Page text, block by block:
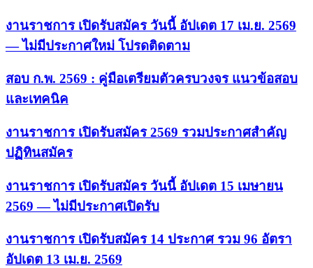
งานราชการ เปิดรับสมัคร วันนี้ อัปเดต 17 เม.ย. 2569
— ไม่มีประกาศใหม่ โปรดติดตาม
สอบ ก.พ. 2569 : คู่มือเตรียมตัวครบวงจร แนวข้อสอบ
และเทคนิค
งานราชการ เปิดรับสมัคร 2569 รวมประกาศสำคัญ
ปฏิทินสมัคร
งานราชการ เปิดรับสมัคร วันนี้ อัปเดต 15 เมษายน
2569 — ไม่มีประกาศเปิดรับ
งานราชการ เปิดรับสมัคร 14 ประกาศ รวม 96 อัตรา
อัปเดต 13 เม.ย. 2569